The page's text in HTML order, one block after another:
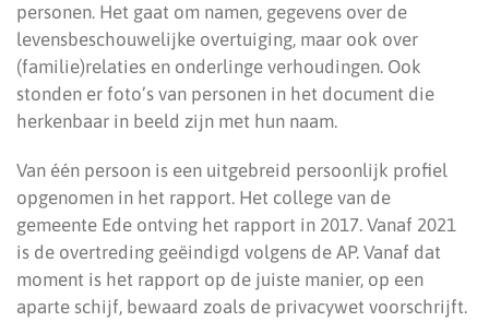
personen. Het gaat om namen, gegevens over de
levensbeschouwelijke overtuiging, maar ook over
(familie)relaties en onderlinge verhoudingen. Ook
stonden er foto’s van personen in het document die
herkenbaar in beeld zijn met hun naam.
Van één persoon is een uitgebreid persoonlijk profiel
opgenomen in het rapport. Het college van de
gemeente Ede ontving het rapport in 2017. Vanaf 2021
is de overtreding geëindigd volgens de AP. Vanaf dat
moment is het rapport op de juiste manier, op een
aparte schijf, bewaard zoals de privacywet voorschrijft.